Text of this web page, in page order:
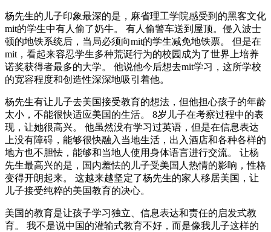
杨先生的儿子印象最深的是，麻省理工学院感受到的黑客文化
mit的学生中有人偷了奶牛。 有人偷警车送到屋顶。侵入波士
顿的地铁系统后，当局必须向mit的学生减免地铁票。 但是在
mit，看起来容忍学生多种荒诞行为的校园成为了世界上培养
诺奖获得者最多的大学。 他说他今后想去mit学习，这所学校
的宽容程度和创造性深深地吸引着他。
杨先生有让儿子去美国接受教育的想法，但他担心孩子的年龄
太小，不能很快适应美国的生活。 8岁儿子在考察过程中的表
现，让她很高兴。 他虽然没有学习过英语，但是在信息表达
上没有障碍，能够很快融入当地生活，出入酒店和各种各样的
地方也不胆怯，能够和当地人使用身体语言进行交流。 让杨
先生最高兴的是，国内羞怯的儿子受美国人热情的影响，性格
变得开朗起来。 这越来越坚定了杨先生的家人移居美国，让
儿子接受纯粹的美国教育的决心。
美国的教育是让孩子学习独立、信息表达和责任的启发式教
育。 我不是说中国的灌输式教育不好，而是像我儿子这样的